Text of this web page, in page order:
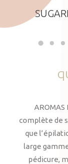
complète de
que
large
pédicure,